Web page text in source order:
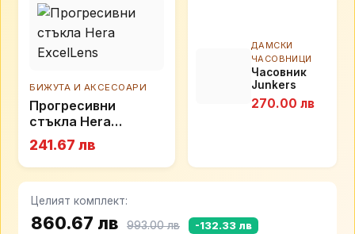
БИЖУТА И АКСЕСОАРИ
Прогресивни
стъкла Hera
ExcelLens
241.67 лв
ДАМСКИ
ЧАСОВНИЦИ
Часовник
Junkers
Bauhaus 38
100090601051
270.00 лв
Целият комплект:
860.67 лв 993.00 лв -132.33 лв